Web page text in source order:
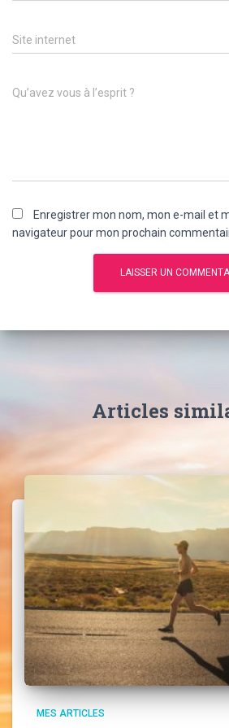
Site internet
Qu’avez vous à l’esprit ?
Enregistrer mon nom, mon e-mail et
navigateur pour mon prochain
Articles
MES ARTICLES